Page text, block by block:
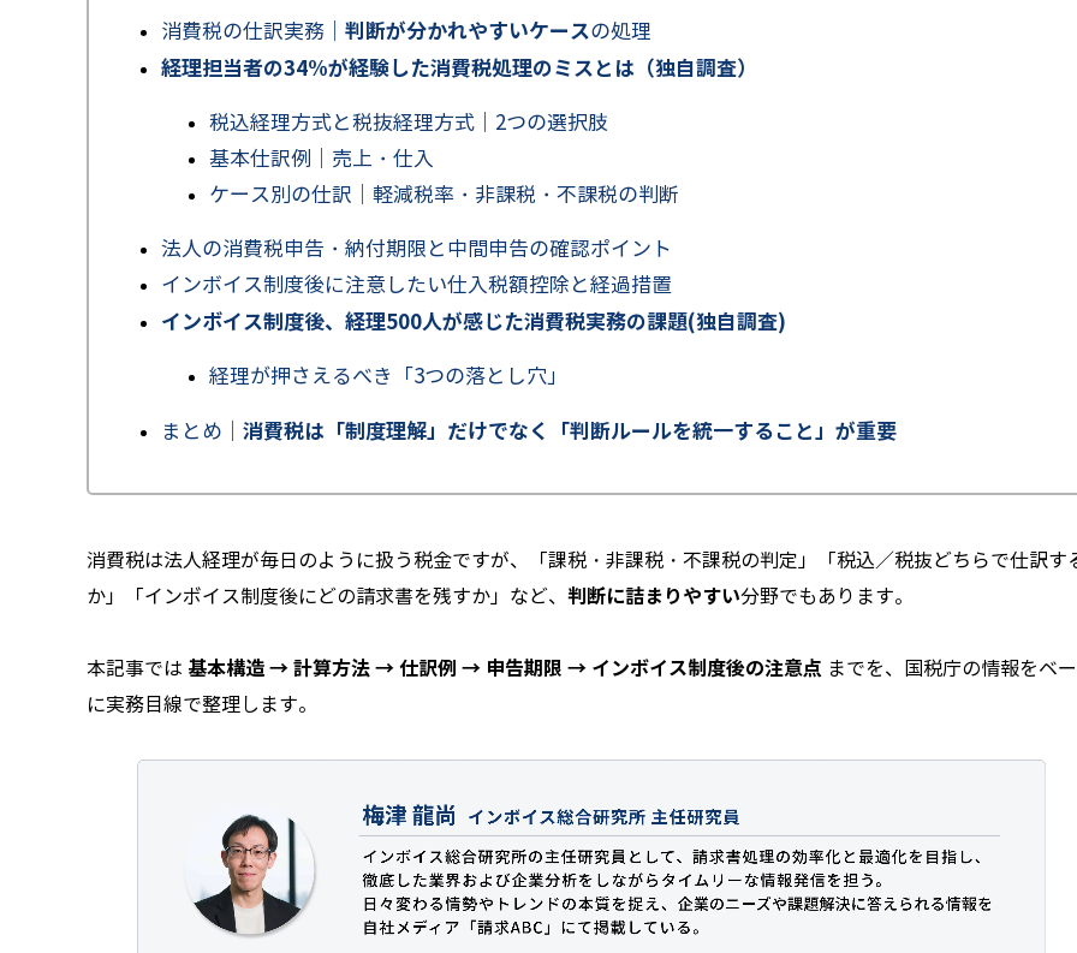
消費税の仕訳実務｜ 判断が分かれやすいケースの処理
経理担当者の34%が経験した消費税処理のミスとは（独自調査）
税込経理方式と税抜経理方式｜2つの選択肢
基本仕訳例｜売上・仕入
ケース別の仕訳｜軽減税率・非課税・不課税の判断
法人の消費税申告・納付期限と中間申告の確認ポイント
インボイス制度後に注意したい仕入税額控除と経過措置
インボイス制度後、経理500人が感じた消費税実務の課題(独自調査)
経理が押さえるべき「3つの落とし穴」
まとめ｜ 消費税は「制度理解」だけでなく「判断ルールを統一すること」が重要
消費税は法人経理が毎日のように扱う税金ですが、「課税・非課税・不課税の判定」「税込／税抜どちらで仕訳す
か」「インボイス制度後にどの請求書を残すか」など、 判断に詰まりやすい分野でもあります。
本記事では 基本構造 → 計算方法 → 仕訳例 → 申告期限 → インボイス制度後の注意点 までを、国税庁の情報をベ
に実務目線で整理します。